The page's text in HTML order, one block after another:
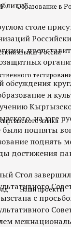
Образование в
язык в России
языка
Наши проекты
столе
обсуждения
и
на юге
были подняты
поднять
достижения
Стол
с